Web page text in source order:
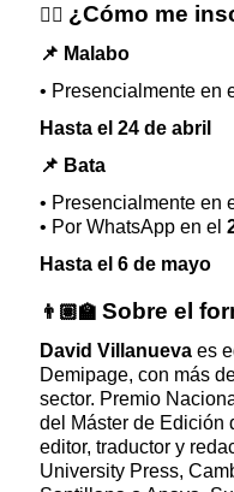
✍🏿 ¿Cómo me
📌 Malabo
• Presencialmente en
Hasta el 24 de abril
📌 Bata
• Presencialmente en
• Por WhatsApp en el
Hasta el 6 de mayo
👨🏽‍🏫 Sobre el
David Villanueva es
Demipage, con más
sector. Premio
del Máster de Edición
editor, traductor y
University Press,